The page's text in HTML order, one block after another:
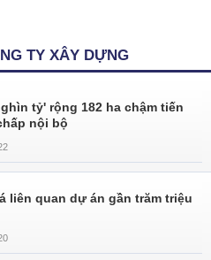
TY XÂY DỰNG
tỷ' rộng 182 ha chậm tiến
nội bộ
liên quan dự án gần trăm triệu